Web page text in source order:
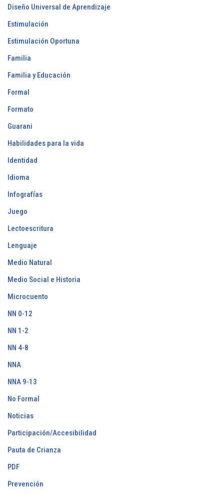
Diseño Universal de Aprendizaje
Estimulación
Estimulación Oportuna
Familia
Familia y Educación
Formal
Formato
Guarani
Habilidades para la vida
Identidad
Idioma
Infografías
Juego
Lectoescritura
Lenguaje
Medio Natural
Medio Social e Historia
Microcuento
NN 0-12
NN 1-2
NN 4-8
NNA
NNA 9-13
No Formal
Noticias
Participación/Accesibilidad
Pauta de Crianza
PDF
Prevención